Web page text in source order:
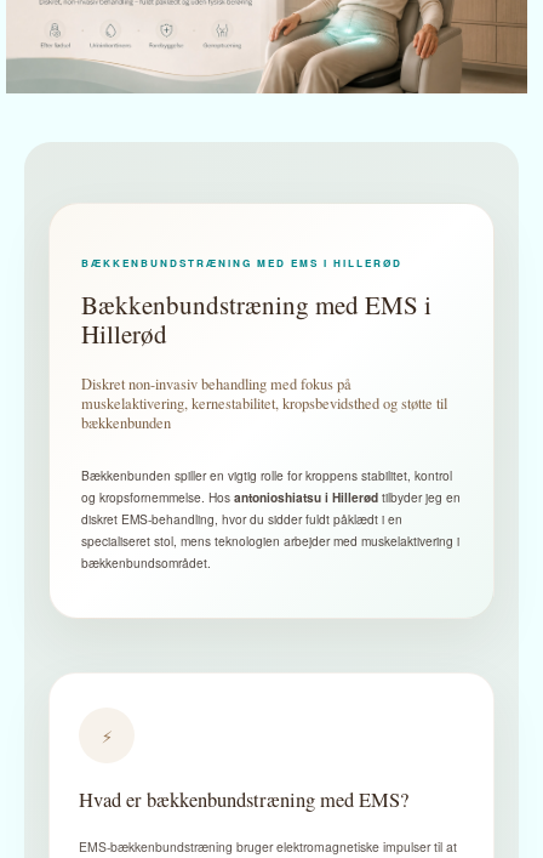
BÆKKENBUNDSTRÆNING MED EMS I HILLERØD
Bækkenbundstræning med EMS i
Hillerød
Diskret non-invasiv behandling med fokus på
muskelaktivering, kernestabilitet, kropsbevidsthed og støtte til
bækkenbunden
Bækkenbunden spiller en vigtig rolle for kroppens stabilitet, kontrol
og kropsfornemmelse. Hosantonioshiatsu i Hillerød tilbyder jeg en
diskret EMS-behandling, hvor du sidder fuldt påklædt i en
specialiseret stol, mens teknologien arbejder med muskelaktivering i
bækkenbundsområdet.
⚡
Hvad er bækkenbundstræning med EMS?
EMS-bækkenbundstræning bruger elektromagnetiske impulser til at